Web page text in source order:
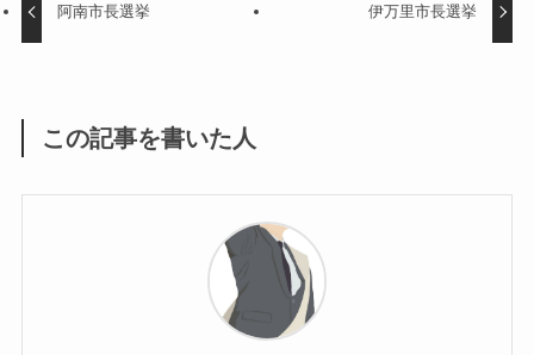
阿南市長選挙 伊万里市長選挙
この記事を書いた人